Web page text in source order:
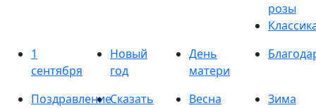
розы
1
сентября
Новый
год
День
матери
ПоздравлениеСказать
Весна Зима